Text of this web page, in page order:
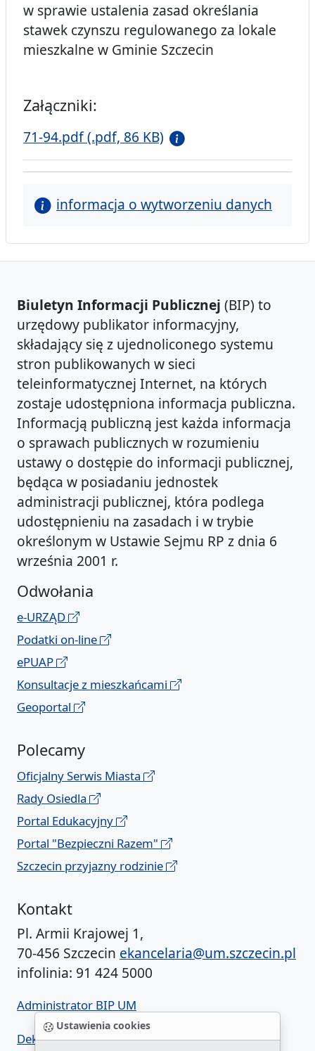
Ustawienia cookies
w sprawie ustalenia zasad określania
stawek czynszu regulowanego za lokale
mieszkalne w Gminie Szczecin
Załączniki:
71-94.pdf (.pdf, 86 KB)
informacja o wytworzeniu danych
Biuletyn Informacji Publicznej (BIP) to
urzędowy publikator informacyjny,
składający się z ujednoliconego systemu
stron publikowanych w sieci
teleinformatycznej Internet, na których
zostaje udostępniona informacja publiczna.
Informacją publiczną jest każda informacja
o sprawach publicznych w rozumieniu
ustawy o dostępie do informacji publicznej,
będąca w posiadaniu jednostek
administracji publicznej, która podlega
udostępnieniu na zasadach i w trybie
określonym w Ustawie Sejmu RP z dnia 6
września 2001 r.
Odwołania
e-URZĄD
Podatki on-line
ePUAP
Konsultacje z mieszkańcami
Geoportal
Polecamy
Oficjalny Serwis Miasta
Rady Osiedla
Portal Edukacyjny
Portal "Bezpieczni Razem"
Szczecin przyjazny rodzinie
Kontakt
Pl. Armii Krajowej 1,
70-456 Szczecin ekancelaria@um.szczecin.pl
infolinia: 91 424 5000
Administrator BIP UM
Deklaracja dostępności